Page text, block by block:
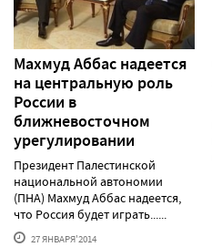
Махмуд Аббас надеется
на центральную роль
России в
ближневосточном
урегулировании
Президент Палестинской
национальной автономии
(ПНА) Махмуд Аббас надеется,
что Россия будет играть......
27 ЯНВАРЯ'2014